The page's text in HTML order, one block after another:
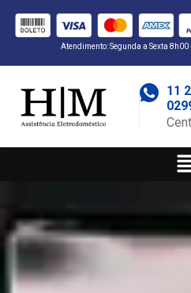
Atendimento: Segunda a Sexta
11